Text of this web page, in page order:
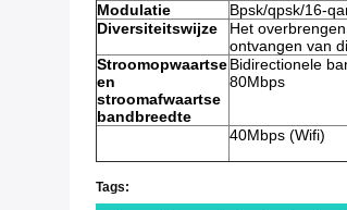
Modulatie
Bpsk/qpsk/16-
Diversiteitswijze
Het
ontvangen van
Stroomopwaartse
en
stroomafwaartse
bandbreedte
Bidirectionele
80Mbps
40Mbps (Wifi)
Tags: